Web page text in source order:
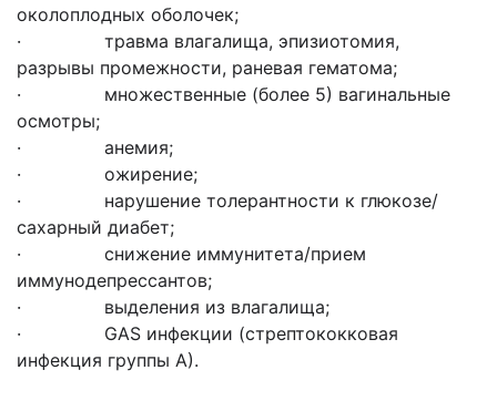
околоплодных оболочек;
· травма влагалища, эпизиотомия,
разрывы промежности, раневая гематома;
· множественные (более 5) вагинальные
осмотры;
· анемия;
· ожирение;
· нарушение толерантности к глюкозе/
сахарный диабет;
· снижение иммунитета/прием
иммунодепрессантов;
· выделения из влагалища;
· GAS инфекции (стрептококковая
инфекция группы А).